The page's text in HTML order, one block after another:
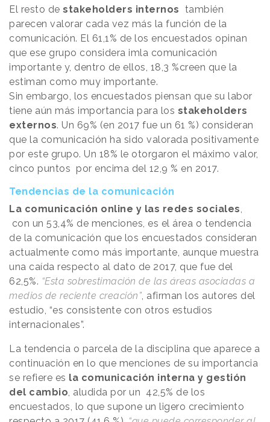
El resto de stakeholders internos también
parecen valorar cada vez más la función de la
comunicación. El 61,1% de los encuestados opinan
que ese grupo considera imla comunicación
importante y, dentro de ellos, 18,3 %creen que la
estiman como muy importante.
Sin embargo, los encuestados piensan que su labor
tiene aún más importancia para los stakeholders
externos. Un 69% (en 2017 fue un 61 %) consideran
que la comunicación ha sido valorada positivamente
por este grupo. Un 18% le otorgaron el máximo valor,
cinco puntos por encima del 12,9 % en 2017.
Tendencias de la comunicación
La comunicación online y las redes sociales,
con un 53,4% de menciones, es el área o tendencia
de la comunicación que los encuestados consideran
actualmente como más importante, aunque muestra
una caída respecto al dato de 2017, que fue del
62,5%. “Esta sobrestimación de las áreas asociadas a
medios de reciente creación”, afirman los autores del
estudio, “es consistente con otros estudios
internacionales”.
La tendencia o parcela de la disciplina que aparece a
continuación en lo que menciones de su importancia
se refiere es la comunicación interna y gestión
del cambio, aludida por un 42,5% de los
encuestados, lo que supone un ligero crecimiento